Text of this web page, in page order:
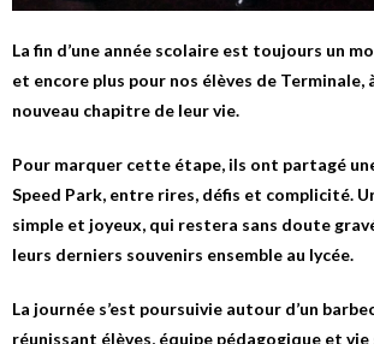
La fin d’une année scolaire est toujours un
et encore plus pour nos élèves de Terminale, à
nouveau chapitre de leur vie.
Pour marquer cette étape, ils ont partagé
Speed Park, entre rires, défis et complicité.
simple et joyeux, qui restera sans doute
leurs derniers souvenirs ensemble au lycée.
La journée s’est poursuivie autour d’un
réunissant élèves, équipe pédagogique et vie